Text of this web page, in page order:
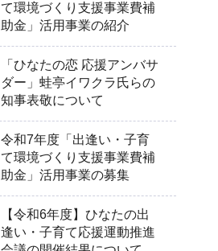
て環境づくり支援事業費補
助金」活用事業の紹介
「ひなたの恋 応援アンバサ
ダー」蛙亭イワクラ氏らの
知事表敬について
令和7年度「出逢い・子育
て環境づくり支援事業費補
助金」活用事業の募集
【令和6年度】ひなたの出
逢い・子育て応援運動推進